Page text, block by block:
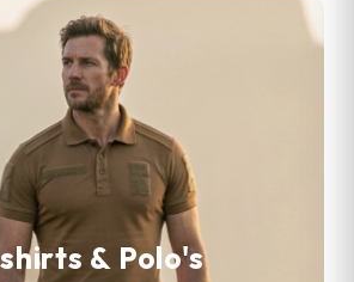
& Polo's